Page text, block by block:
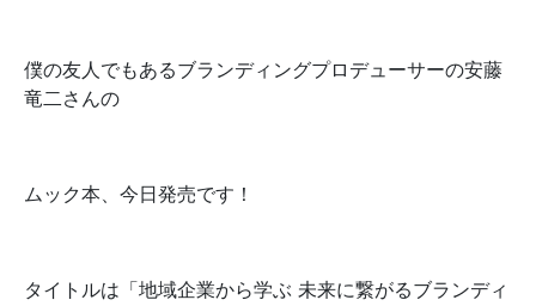
僕の友人でもあるブランディングプロデューサーの安藤
竜二さんの
ムック本、今日発売です！
タイトルは「地域企業から学ぶ 未来に繋がるブランディ